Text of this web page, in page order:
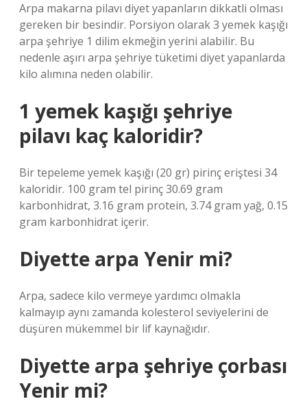
Arpa makarna pilavı diyet yapanların dikkatli olması
gereken bir besindir. Porsiyon olarak 3 yemek kaşığı
arpa şehriye 1 dilim ekmeğin yerini alabilir. Bu
nedenle aşırı arpa şehriye tüketimi diyet yapanlarda
kilo alımına neden olabilir.
1 yemek kaşığı şehriye
pilavı kaç kaloridir?
Bir tepeleme yemek kaşığı (20 gr) pirinç eriştesi 34
kaloridir. 100 gram tel pirinç 30.69 gram
karbonhidrat, 3.16 gram protein, 3.74 gram yağ, 0.15
gram karbonhidrat içerir.
Diyette arpa Yenir mi?
Arpa, sadece kilo vermeye yardımcı olmakla
kalmayıp aynı zamanda kolesterol seviyelerini de
düşüren mükemmel bir lif kaynağıdır.
Diyette arpa şehriye çorbası
Yenir mi?